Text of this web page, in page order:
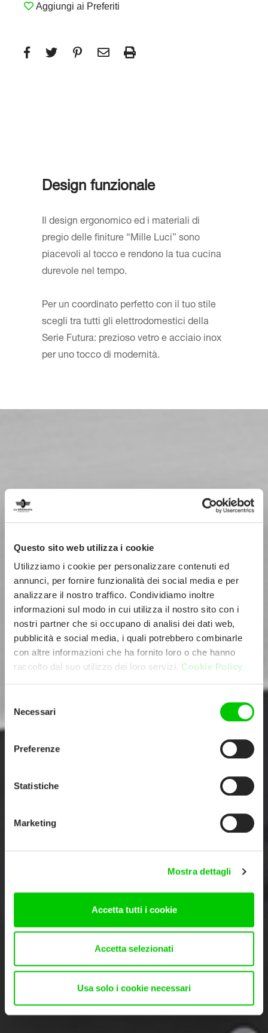
Questo sito web utilizza i cookie
Utilizziamo i cookie per personalizzare contenuti ed
annunci, per fornire funzionalità dei social media e per
analizzare il nostro traffico. Condividiamo inoltre
informazioni sul modo in cui utilizza il nostro sito con i
nostri partner che si occupano di analisi dei dati web,
pubblicità e social media, i quali potrebbero combinarle
con altre informazioni che ha fornito loro o che hanno
raccolto dal suo utilizzo dei loro servizi. Cookie Policy.
del
consenso
Necessari
Preferenze
Statistiche
Marketing
Mostra dettagli
Accetta tutti i cookie
Accetta selezionati
Usa solo i cookie necessari
Aggiungi ai Preferiti
Design funzionale
Il design ergonomico ed i materiali di
pregio delle finiture “Mille Luci” sono
piacevoli al tocco e rendono la tua cucina
durevole nel tempo.
Per un coordinato perfetto con il tuo stile
scegli tra tutti gli elettrodomestici della
Serie Futura: prezioso vetro e acciaio inox
per uno tocco di modernità.